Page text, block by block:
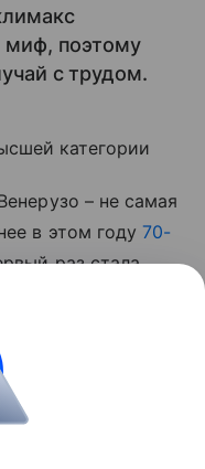
миф, поэтому
с трудом.
категории
– не самая
в этом году 70-
раз стала
Надеждой
родов